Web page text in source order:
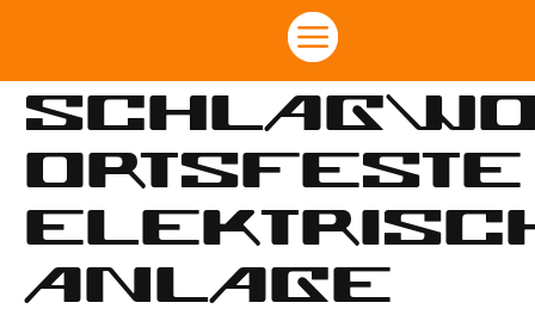
Ortsfeste
Anlage